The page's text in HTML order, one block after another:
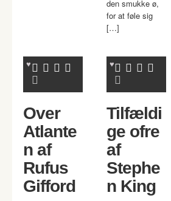
den smukke ø,
for at føle sig
[…]
Over
Atlante
n af
Rufus
Gifford
Tilfældi
ge ofre
af
Stephe
n King